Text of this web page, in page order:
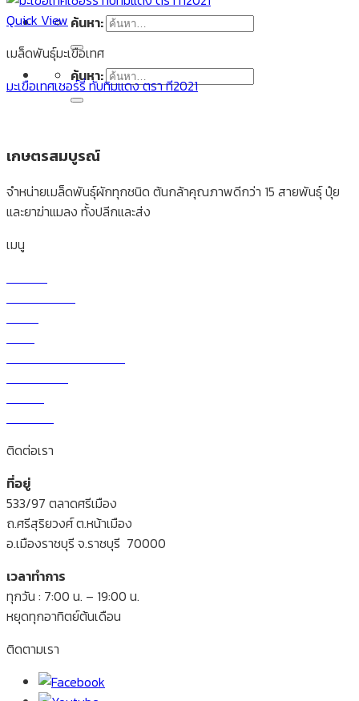
ค้นหา:
ค้นหา:
Quick View
เมล็ดพันธุ์มะเขือเทศ
มะเขือเทศเชอร์รี่ ทับทิมแดง ตรา ที2021
เกษตรสมบูรณ์
จำหน่ายเมล็ดพันธุ์ผักทุกชนิด ต้นกล้าคุณภาพดีกว่า 15 สายพันธุ์ ปุ๋ย
และยาฆ่าแมลง ทั้งปลีกและส่ง
เมนู
ติดต่อเรา
ที่อยู่
533/97 ตลาดศรีเมือง
ถ.ศรีสุริยวงศ์ ต.หน้าเมือง
อ.เมืองราชบุรี จ.ราชบุรี 70000
เวลาทำการ
ทุกวัน : 7:00 น. – 19:00 น.
หยุดทุกอาทิตย์ต้นเดือน
ติดตามเรา